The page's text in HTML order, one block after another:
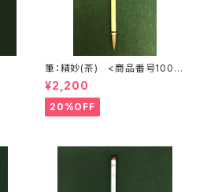
筆：精妙(茶) <商品番号1007
>
¥2,200
20%OFF